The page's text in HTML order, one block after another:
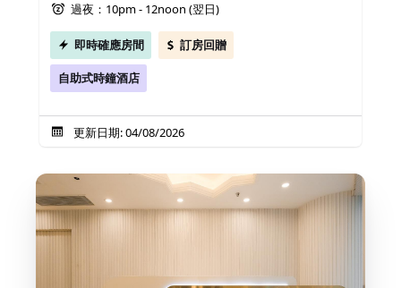
過夜：10pm - 12noon (翌日)
即時確應房間 訂房回贈
自助式時鐘酒店
更新日期: 04/08/2026